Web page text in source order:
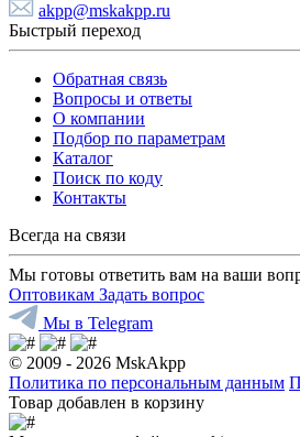
akpp@mskakpp.ru
Быстрый переход
Обратная связь
Вопросы и ответы
О компании
Подбор по параметрам
Каталог
Поиск по коду
Контакты
Всегда на связи
Мы готовы ответить вам на ваши
Оптовикам Задать вопрос
Мы в Telegram
© 2009 - 2026 MskAkpp
Политика по персональным данным
Товар добавлен в корзину